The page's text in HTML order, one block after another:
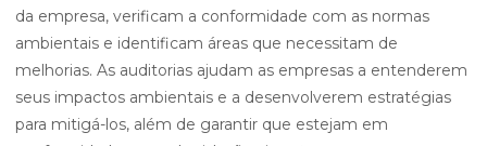
da empresa, verificam a conformidade com as normas
ambientais e identificam áreas que necessitam de
melhorias. As auditorias ajudam as empresas a entenderem
seus impactos ambientais e a desenvolverem estratégias
para mitigá-los, além de garantir que estejam em